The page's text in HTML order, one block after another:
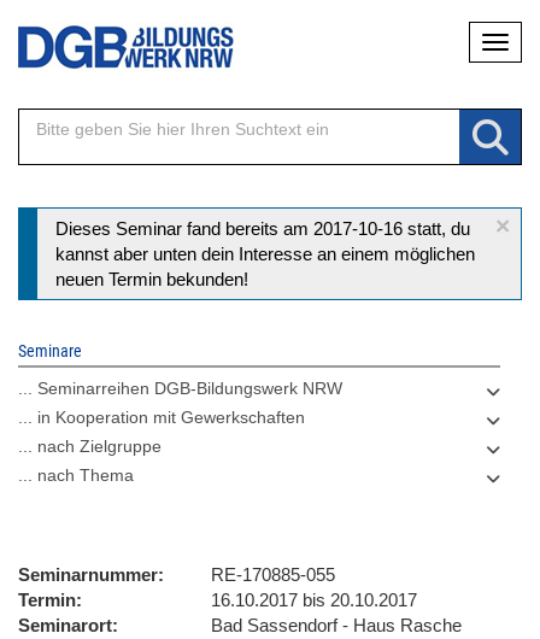
Direkt
Inhalt
×
Statusmeldung
Dieses Seminar fand bereits am 2017-10-16 statt, du
kannst aber unten dein Interesse an einem möglichen
neuen Termin bekunden!
Seminare
... Seminarreihen DGB-Bildungswerk NRW
... in Kooperation mit Gewerkschaften
... nach Zielgruppe
... nach Thema
Seminarnummer
RE-170885-055
Termin
16.10.2017 bis 20.10.2017
Seminarort
Bad Sassendorf - Haus Rasche